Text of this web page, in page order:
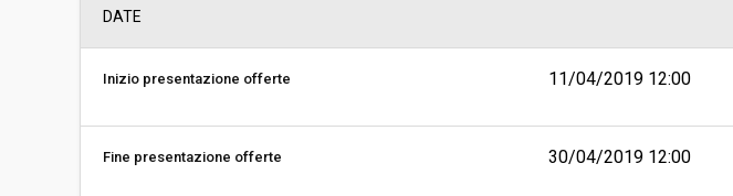
DATE
Inizio presentazione offerte 11/04/2019 12:00
Fine presentazione offerte 30/04/2019 12:00